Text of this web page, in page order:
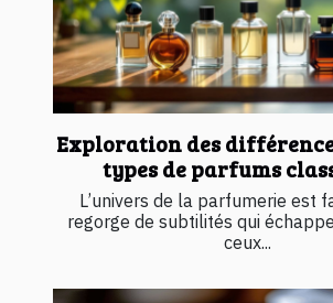
Exploration des
types de parfums
L’univers de la parfumerie est
regorge de subtilités qui
ceux...